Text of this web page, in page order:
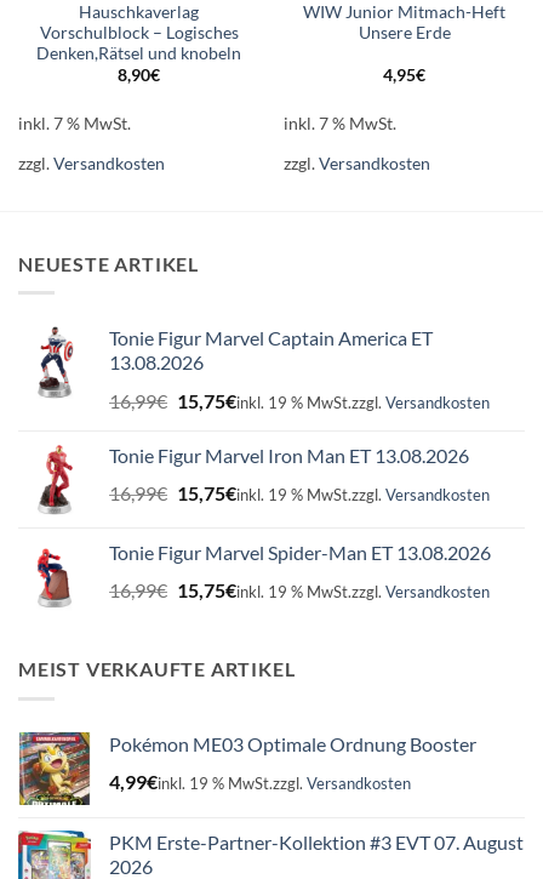
Hauschkaverlag
Vorschulblock – Logisches
Denken,Rätsel und knobeln
8,90€
inkl. 7 % MwSt.
zzgl.Versandkosten
WIW Junior Mitmach-Heft
Unsere Erde
4,95€
inkl. 7 % MwSt.
zzgl.Versandkosten
NEUESTE ARTIKEL
Tonie Figur Marvel Captain America ET
13.08.2026
16,99€ Ursprünglicher
Preis
16,99€
15,75€Aktueller
15,75€.
inkl. 19 % MwSt.zzgl. Versandkosten
Tonie Figur Marvel Iron Man ET 13.08.2026
16,99€ Ursprünglicher
Preis
16,99€
15,75€Aktueller
15,75€.
inkl. 19 % MwSt.zzgl. Versandkosten
Tonie Figur Marvel Spider-Man ET 13.08.2026
16,99€ Ursprünglicher
Preis
16,99€
15,75€Aktueller
15,75€.
inkl. 19 % MwSt.zzgl. Versandkosten
MEIST VERKAUFTE ARTIKEL
Pokémon ME03 Optimale Ordnung Booster
4,99€inkl. 19 % MwSt.zzgl. Versandkosten
PKM Erste-Partner-Kollektion #3 EVT 07. August
2026